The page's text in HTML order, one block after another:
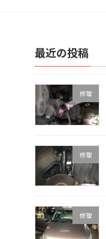
最近の投稿
修理
修理
修理